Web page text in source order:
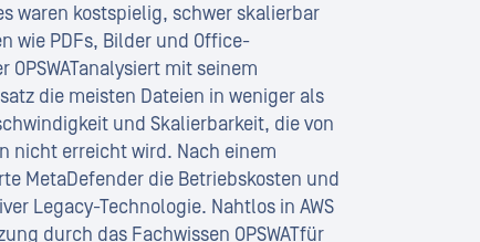
waren kostspielig, schwer skalierbar
wie PDFs, Bilder und Office-
mit seinem
die meisten Dateien in weniger als
und Skalierbarkeit, die von
nicht erreicht wird. Nach einem
MetaDefender die Betriebskosten und
Legacy-Technologie. Nahtlos in AWS
durch das Fachwissen OPSWATfür